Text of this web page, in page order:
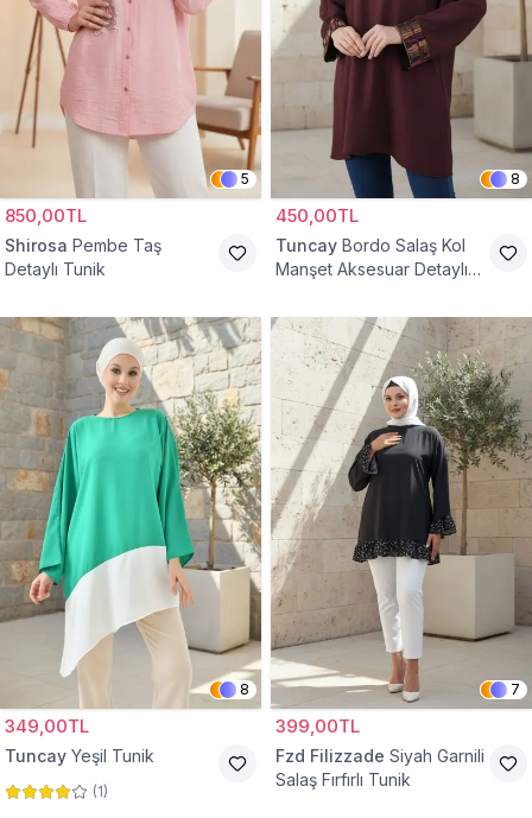
5
850,00TL
Shirosa Pembe Taş
Detaylı Tunik
8
450,00TL
Tuncay Bordo Salaş Kol
Manşet Aksesuar Detaylı
8
349,00TL
Tuncay Yeşil Tunik
(1)
7
399,00TL
Fzd Filizzade Siyah Garnili
Salaş Fırfırlı Tunik